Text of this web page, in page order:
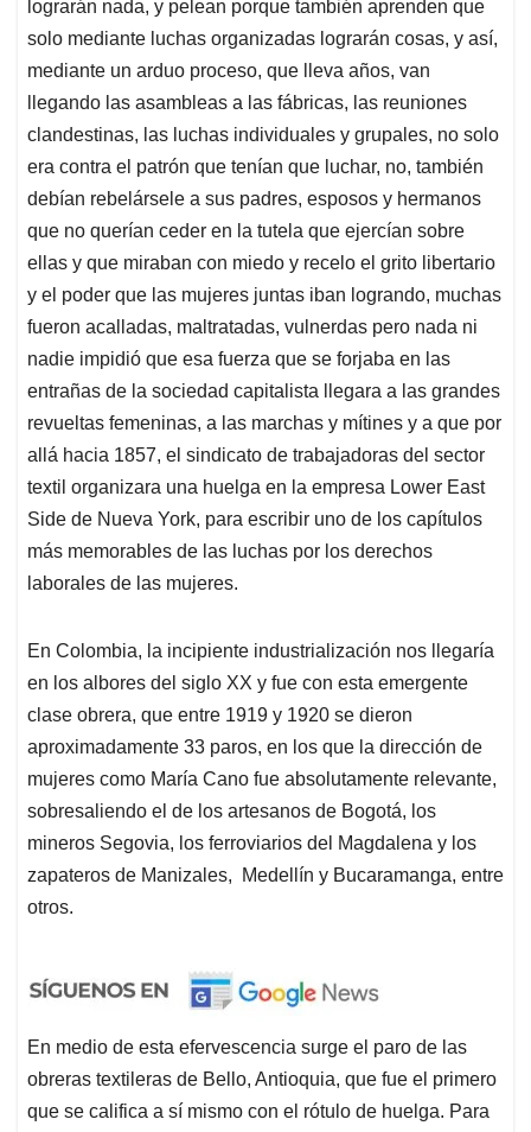
lograrán nada, y pelean porque también aprenden que
solo mediante luchas organizadas lograrán cosas, y así,
mediante un arduo proceso, que lleva años, van
llegando las asambleas a las fábricas, las reuniones
clandestinas, las luchas individuales y grupales, no solo
era contra el patrón que tenían que luchar, no, también
debían rebelársele a sus padres, esposos y hermanos
que no querían ceder en la tutela que ejercían sobre
ellas y que miraban con miedo y recelo el grito libertario
y el poder que las mujeres juntas iban logrando, muchas
fueron acalladas, maltratadas, vulnerdas pero nada ni
nadie impidió que esa fuerza que se forjaba en las
entrañas de la sociedad capitalista llegara a las grandes
revueltas femeninas, a las marchas y mítines y a que por
allá hacia 1857, el sindicato de trabajadoras del sector
textil organizara una huelga en la empresa Lower East
Side de Nueva York, para escribir uno de los capítulos
más memorables de las luchas por los derechos
laborales de las mujeres.
En Colombia, la incipiente industrialización nos llegaría
en los albores del siglo XX y fue con esta emergente
clase obrera, que entre 1919 y 1920 se dieron
aproximadamente 33 paros, en los que la dirección de
mujeres como María Cano fue absolutamente relevante,
sobresaliendo el de los artesanos de Bogotá, los
mineros Segovia, los ferroviarios del Magdalena y los
zapateros de Manizales, Medellín y Bucaramanga, entre
otros.
En medio de esta efervescencia surge el paro de las
obreras textileras de Bello, Antioquia, que fue el primero
que se califica a sí mismo con el rótulo de huelga. Para